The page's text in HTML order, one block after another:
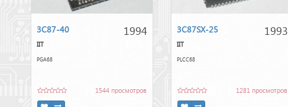
1994
3C87-40
IIT
PGA68
1544 просмотров
1993
3C87SX-25
IIT
PLCC68
1281 просмотров